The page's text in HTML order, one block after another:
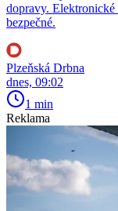
dopravy.
bezpečné.
Plzeňská Drbna
dnes, 09:02
1 min
Reklama